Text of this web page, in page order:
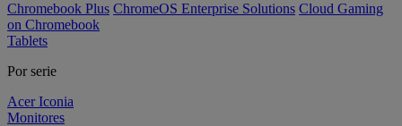
Chromebook Plus ChromeOS Enterprise Solutions Cloud Gaming
on Chromebook
Tablets
Por serie
Acer Iconia
Monitores